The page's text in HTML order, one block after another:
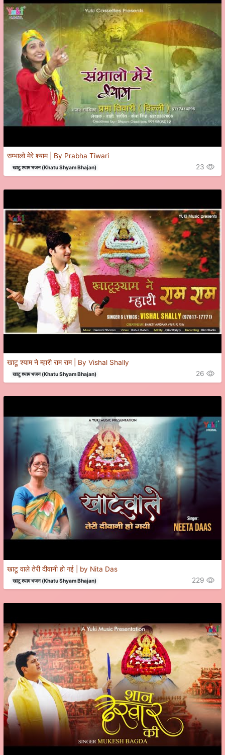
सम्भालो मेरे श्याम | By Prabha Tiwari
खाटू श्याम भजन (Khatu Shyam Bhajan) 23
खाटू श्याम ने म्हारी राम राम | By Vishal Shally
खाटू श्याम भजन (Khatu Shyam Bhajan) 26
खाटू वाले तेरी दीवानी हो गई | by Nita Das
खाटू श्याम भजन (Khatu Shyam Bhajan) 229